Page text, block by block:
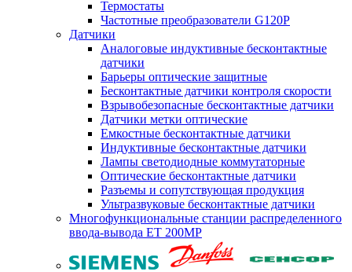
Термостаты
Частотные преобразователи G120P
Датчики
Аналоговые индуктивные бесконтактные
датчики
Барьеры оптические защитные
Бесконтактные датчики контроля скорости
Взрывобезопасные бесконтактные датчики
Датчики метки оптические
Емкостные бесконтактные датчики
Индуктивные бесконтактные датчики
Лампы светодиодные коммутаторные
Оптические бесконтактные датчики
Разъемы и сопутствующая продукция
Ультразвуковые бесконтактные датчики
Многофункциональные станции распределенного
ввода-вывода ET 200MP